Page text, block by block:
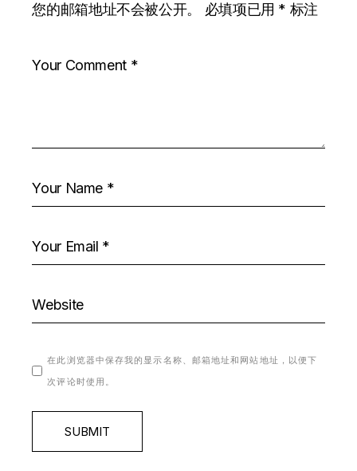
您的邮箱地址不会被公开。 必填项已用 * 标注
在此浏览器中保存我的显示名称、邮箱地址和网站地址，以便下
次评论时使用。
SUBMIT